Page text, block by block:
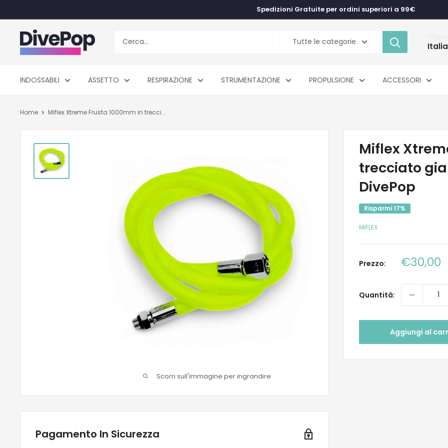
al
contenuto
Spedizioni Gratuite per ordini superiori a 99€
Dive
Pop
Tutte le categorie
INDOSSABILI ASSETTO RESPIRAZIONE STRUMENTAZIONE PROPULSIONE ACCESSORI
Home Miflex Xtreme Frusta 1000mm in trecci...
Scorri sull'immagine per ingrandire
Miflex
trecciato
DivePop
Risparmi 17%
MIFLEX
Prezzo: Prezzo
scontato
€30,00
Quantità:
Aggiungi al
Pagamento In Sicurezza